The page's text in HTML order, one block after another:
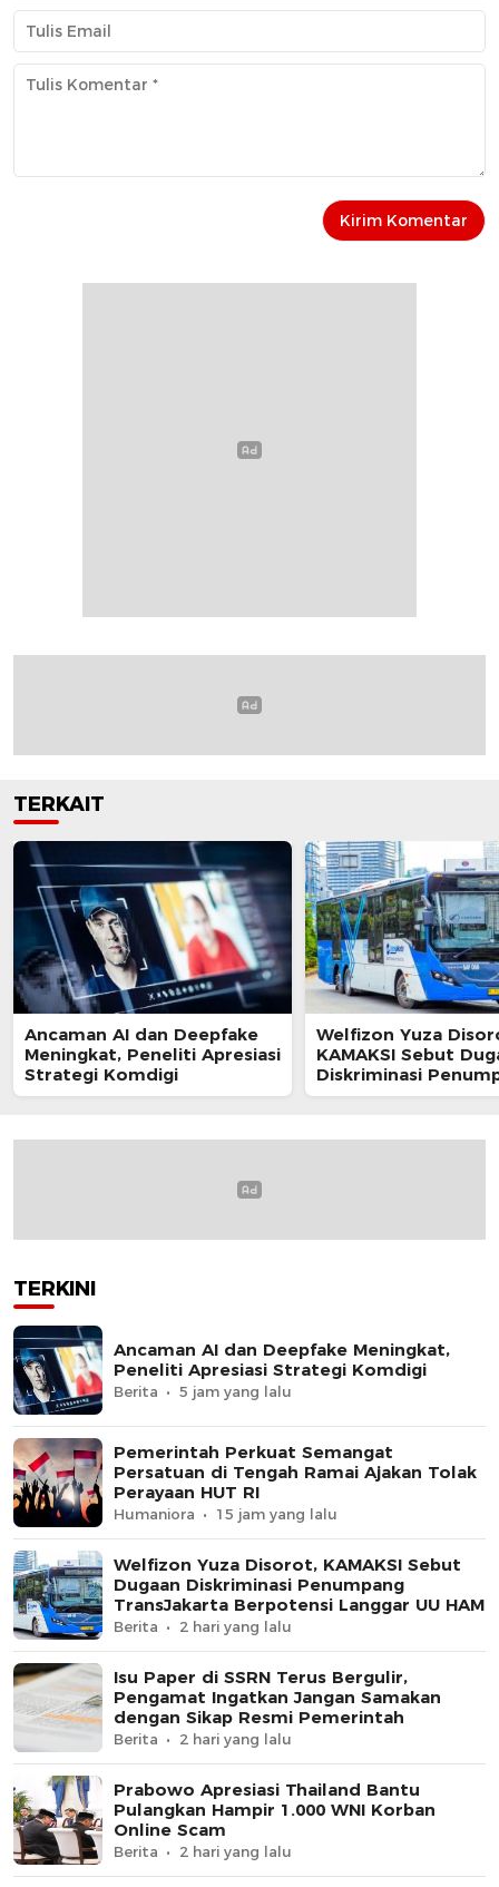
TERKAIT
Ancaman AI dan Deepfake
Meningkat, Peneliti Apresiasi
Strategi Komdigi
Welfizon Yuza
KAMAKSI Sebut
Diskriminasi
TransJakarta
TERKINI
Ancaman AI dan Deepfake Meningkat,
Peneliti Apresiasi Strategi Komdigi
Berita 5 jam yang lalu
Pemerintah Perkuat Semangat
Persatuan di Tengah Ramai Ajakan Tolak
Perayaan HUT RI
Humaniora 15 jam yang lalu
Welfizon Yuza Disorot, KAMAKSI Sebut
Dugaan Diskriminasi Penumpang
TransJakarta Berpotensi Langgar UU HAM
Berita 2 hari yang lalu
Isu Paper di SSRN Terus Bergulir,
Pengamat Ingatkan Jangan Samakan
dengan Sikap Resmi Pemerintah
Berita 2 hari yang lalu
Prabowo Apresiasi Thailand Bantu
Pulangkan Hampir 1.000 WNI Korban
Online Scam
Berita 2 hari yang lalu